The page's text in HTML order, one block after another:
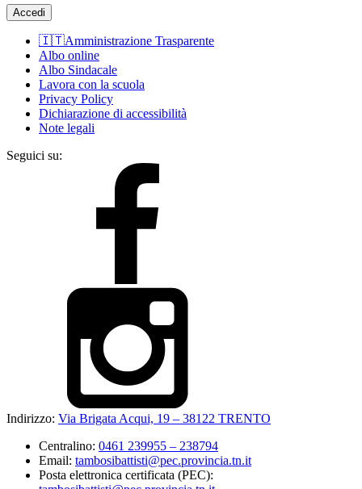
Accedi
🇮🇹Amministrazione Trasparente
Albo online
Albo Sindacale
Lavora con la scuola
Privacy Policy
Dichiarazione di accessibilità
Note legali
Seguici su:
Indirizzo: Via Brigata Acqui, 19 – 38122 TRENTO
Centralino: 0461 239955 – 238794
Email: tambosibattisti@pec.provincia.tn.it
Posta elettronica certificata (PEC):